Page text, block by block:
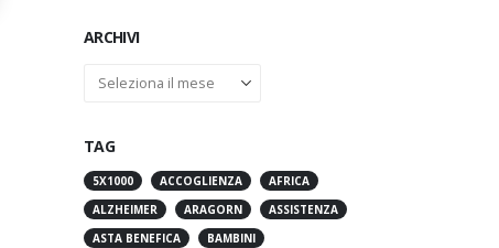
Archivi
TAG
5X1000 ACCOGLIENZA
AFRICA
ALZHEIMER
ARAGORN